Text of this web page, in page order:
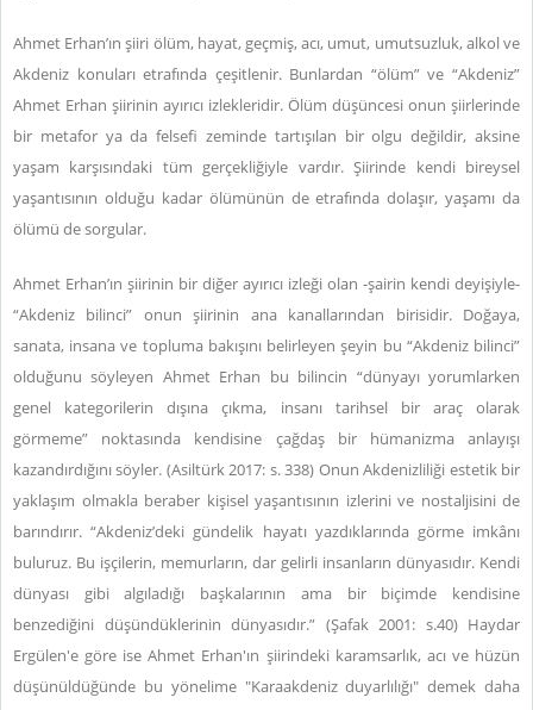
Ahmet Erhan’ın şiiri ölüm, hayat, geçmiş, acı, umut, umutsuzluk, alkol ve
Akdeniz konuları etrafında çeşitlenir. Bunlardan “ölüm” ve “Akdeniz”
Ahmet Erhan şiirinin ayırıcı izlekleridir. Ölüm düşüncesi onun şiirlerinde
bir metafor ya da felsefi zeminde tartışılan bir olgu değildir, aksine
yaşam karşısındaki tüm gerçekliğiyle vardır. Şiirinde kendi bireysel
yaşantısının olduğu kadar ölümünün de etrafında dolaşır, yaşamı da
ölümü de sorgular.
Ahmet Erhan’ın şiirinin bir diğer ayırıcı izleği olan -şairin kendi deyişiyle-
“Akdeniz bilinci” onun şiirinin ana kanallarından birisidir. Doğaya,
sanata, insana ve topluma bakışını belirleyen şeyin bu “Akdeniz bilinci”
olduğunu söyleyen Ahmet Erhan bu bilincin “dünyayı yorumlarken
genel kategorilerin dışına çıkma, insanı tarihsel bir araç olarak
görmeme” noktasında kendisine çağdaş bir hümanizma anlayışı
kazandırdığını söyler. (Asiltürk 2017: s. 338) Onun Akdenizliliği estetik bir
yaklaşım olmakla beraber kişisel yaşantısının izlerini ve nostaljisini de
barındırır. “Akdeniz’deki gündelik hayatı yazdıklarında görme imkânı
buluruz. Bu işçilerin, memurların, dar gelirli insanların dünyasıdır. Kendi
dünyası gibi algıladığı başkalarının ama bir biçimde kendisine
benzediğini düşündüklerinin dünyasıdır.” (Şafak 2001: s.40) Haydar
Ergülen'e göre ise Ahmet Erhan'ın şiirindeki karamsarlık, acı ve hüzün
düşünüldüğünde bu yönelime "Karaakdeniz duyarlılığı" demek daha